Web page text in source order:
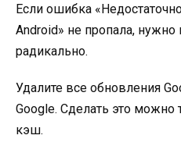
Если ошибка
Android» не пропала, нужно
радикально.
Удалите все обновления
Google. Сделать это
кэш.